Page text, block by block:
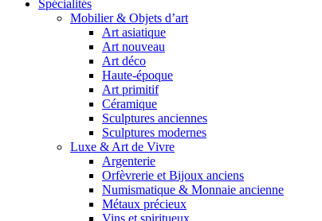
Spécialités
Mobilier & Objets d’art
Art asiatique
Art nouveau
Art déco
Haute-époque
Art primitif
Céramique
Sculptures anciennes
Sculptures modernes
Luxe & Art de Vivre
Argenterie
Orfèvrerie et Bijoux anciens
Numismatique & Monnaie ancienne
Métaux précieux
Vins et spiritueux